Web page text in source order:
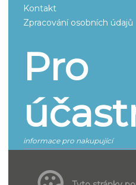
Kontakt
Zpracování osobních údajů
Pro
informace pro nakupující
Smluvní podmínky pro